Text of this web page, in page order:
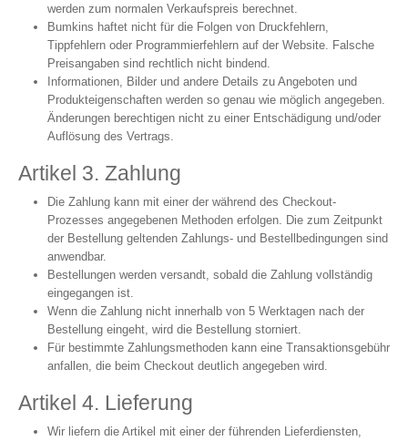
werden zum normalen Verkaufspreis berechnet.
Bumkins haftet nicht für die Folgen von Druckfehlern,
Tippfehlern oder Programmierfehlern auf der Website. Falsche
Preisangaben sind rechtlich nicht bindend.
Informationen, Bilder und andere Details zu Angeboten und
Produkteigenschaften werden so genau wie möglich angegeben.
Änderungen berechtigen nicht zu einer Entschädigung und/oder
Auflösung des Vertrags.
Artikel 3. Zahlung
Die Zahlung kann mit einer der während des Checkout-
Prozesses angegebenen Methoden erfolgen. Die zum Zeitpunkt
der Bestellung geltenden Zahlungs- und Bestellbedingungen sind
anwendbar.
Bestellungen werden versandt, sobald die Zahlung vollständig
eingegangen ist.
Wenn die Zahlung nicht innerhalb von 5 Werktagen nach der
Bestellung eingeht, wird die Bestellung storniert.
Für bestimmte Zahlungsmethoden kann eine Transaktionsgebühr
anfallen, die beim Checkout deutlich angegeben wird.
Artikel 4. Lieferung
Wir liefern die Artikel mit einer der führenden Lieferdiensten,